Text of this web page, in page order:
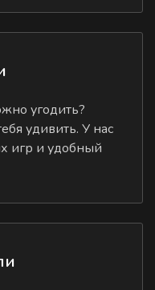
угодить?
удивить. У нас
игр и удобный